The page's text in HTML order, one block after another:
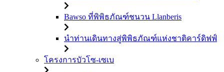
Bawso ที่พิพิธภัณฑ์ชนวน Llanberis
นำท่านเดินทางสู่พิพิธภัณฑ์แห่งชาติคาร์ดิฟฟ์
โครงการบัวโซ-เซเบ